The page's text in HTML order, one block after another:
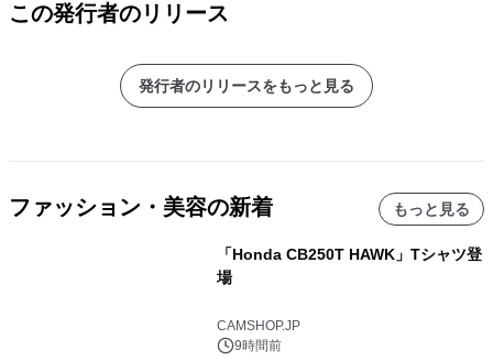
この発行者のリリース
発行者のリリースをもっと見る
ファッション・美容の新着 もっと見る
「Honda CB250T HAWK」Tシャツ登
場
CAMSHOP.JP
9時間前